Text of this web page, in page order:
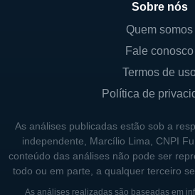
Com a introdução das
Qualcomm tem se
há de mais novo em
empresa é vista não só
de hardware, mas como
inovação tecnológica,
transformação digital em
Sobre nós
Quem somos
Fale conosco
Termos de
Política de
As análises publicadas estão sob a
independente, Marcílio Lima, CNPI
conteúdo das análises não pode ser
todo ou em parte, a qualquer terceiro
As análises realizadas são baseadas em